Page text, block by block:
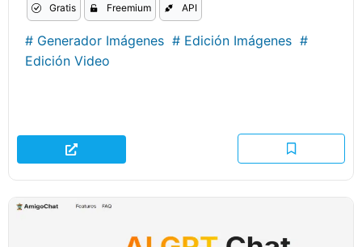
Gratis Freemium API
# Generador Imágenes # Edición Imágenes #
Edición Video